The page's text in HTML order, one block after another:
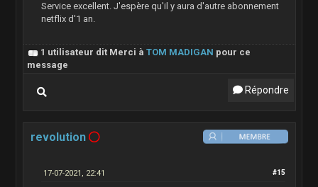
Service excellent. J'espère qu'il y aura d'autre abonnement
netflix d'1 an.
1 utilisateur dit Merci à TOM MADIGAN pour ce
message
Répondre
revolution
#15
17-07-2021, 22:41